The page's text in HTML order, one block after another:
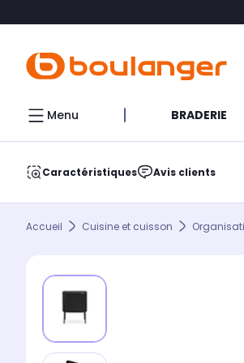
Menu BRADERIE
Caractéristiques Avis clients
Accueil Cuisine et cuisson